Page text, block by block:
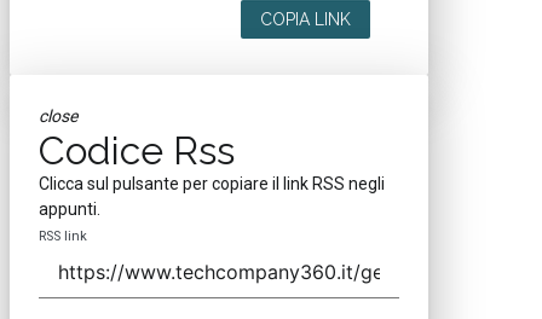
COPIA LINK
close
Codice Rss
Clicca sul pulsante per copiare il link RSS negli
appunti.
RSS link